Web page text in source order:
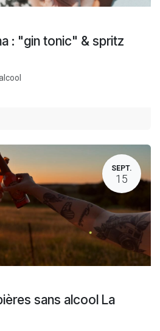
: "gin tonic" & spritz
SEPT.
15
sans alcool La